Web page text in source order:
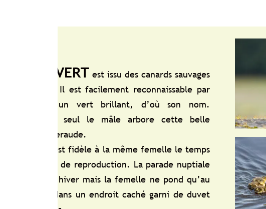
est issu des canards sauvages
est facilement reconnaissable par
vert brillant, d’où son nom.
seul le mâle arbore cette belle
fidèle à la même femelle le temps
de reproduction. La parade nuptiale
mais la femelle ne pond qu’au
un endroit caché garni de duvet